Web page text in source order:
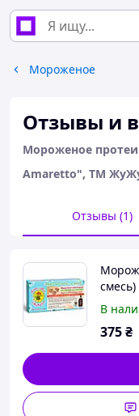
Мороженое
Отзывы и
Мороженое
Amaretto", ТМ
Отзывы (1)
180 г
В
375₴